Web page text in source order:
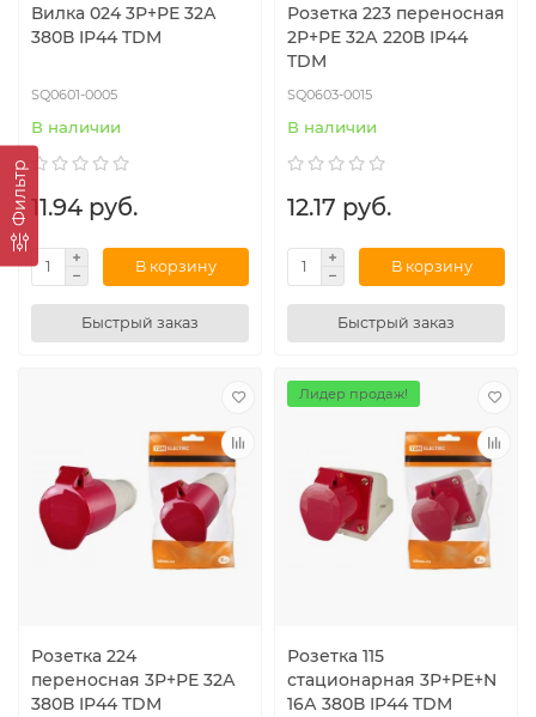
Фильтр
Вилка 024 3Р+РЕ 32А
380В IP44 TDM
SQ0601-0005
В наличии
11.94 руб.
В корзину
Быстрый заказ
Розетка 223 переносная
2Р+РЕ 32А 220В IP44
TDM
SQ0603-0015
В наличии
12.17 руб.
В корзину
Быстрый заказ
Розетка 224
переносная 3Р+РЕ 32А
380В IP44 TDM
Лидер продаж!
Розетка 115
стационарная 3Р+РЕ+N
16А 380В IP44 TDM